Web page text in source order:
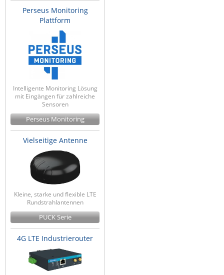
Perseus Monitoring
Plattform
Intelligente Monitoring Lösung
mit Eingängen für zahlreiche
Sensoren
Perseus Monitoring
Vielseitige Antenne
Kleine, starke und flexible LTE
Rundstrahlantennen
PUCK Serie
4G LTE Industrierouter